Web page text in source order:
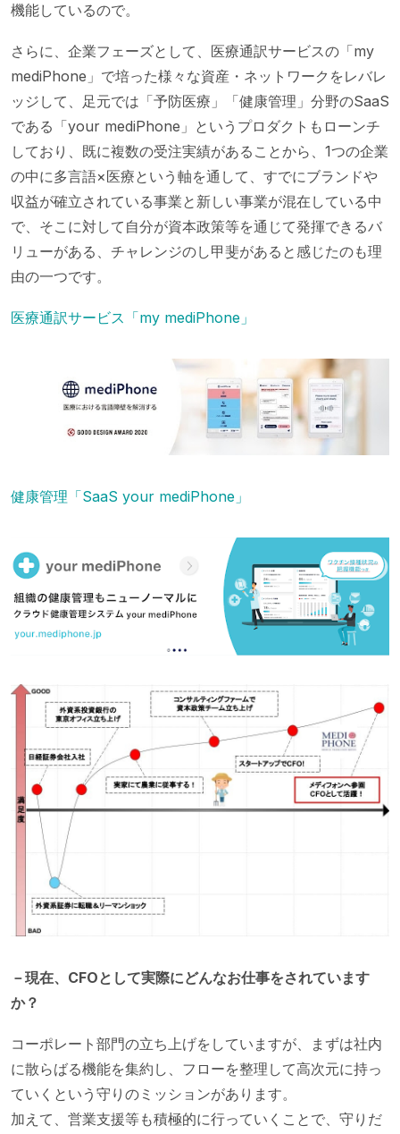
機能しているので。
さらに、企業フェーズとして、医療通訳サービスの「my
mediPhone」で培った様々な資産・ネットワークをレバレ
ッジして、足元では「予防医療」「健康管理」分野のSaaS
である「your mediPhone」というプロダクトもローンチ
しており、既に複数の受注実績があることから、1つの企業
の中に多言語×医療という軸を通して、すでにブランドや
収益が確立されている事業と新しい事業が混在している中
で、そこに対して自分が資本政策等を通じて発揮できるバ
リューがある、チャレンジのし甲斐があると感じたのも理
由の一つです。
医療通訳サービス「my mediPhone」
健康管理「SaaS your mediPhone」
－現在、CFOとして実際にどんなお仕事をされています
か？
コーポレート部門の立ち上げをしていますが、まずは社内
に散らばる機能を集約し、フローを整理して高次元に持っ
ていくという守りのミッションがあります。
加えて、営業支援等も積極的に行っていくことで、守りだ